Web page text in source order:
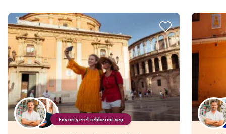
Favori yerel rehberini seç